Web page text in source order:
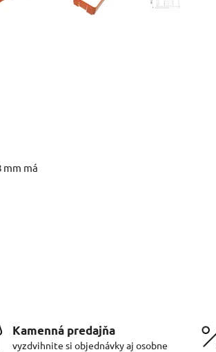
má
Kamenná predajňa
vyzdvihnite si objednávky aj osobne